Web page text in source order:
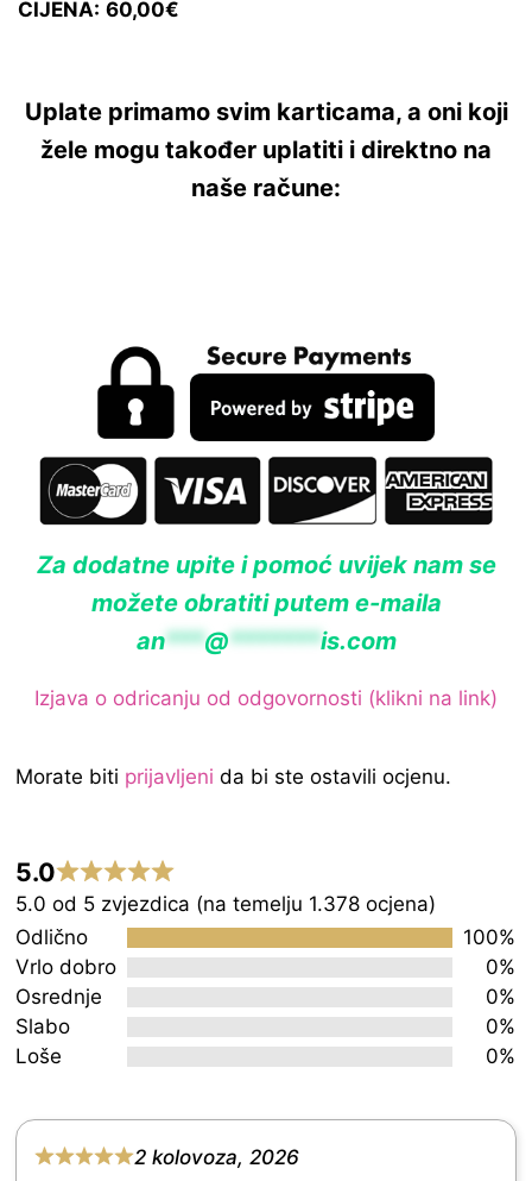
CIJENA: 60,00€
Uplate primamo svim karticama, a oni koji
žele mogu također uplatiti i direktno na
naše račune:
Za dodatne upite i pomoć uvijek nam se
možete obratiti putem e-maila
an***@*******is.com
Izjava o odricanju od odgovornosti (klikni na link)
Morate biti prijavljeni da bi ste ostavili ocjenu.
5.0
Rated
5.0
out
of
5.0 od 5 zvjezdica (na temelju 1.378 ocjena)
Odlično
100%
Vrlo dobro
0%
Osrednje
0%
Slabo
0%
Loše
0%
2 kolovoza, 2026